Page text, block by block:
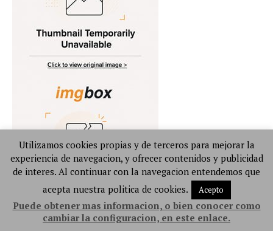
Utilizamos cookies propias y de terceros para mejorar la
experiencia de navegacion, y ofrecer contenidos y publicidad
de interes. Al continuar con la navegacion entendemos que
acepta nuestra politica de cookies.
Acepto
Puede obtener mas informacion, o bien conocer como
cambiar la configuracion, en este enlace.